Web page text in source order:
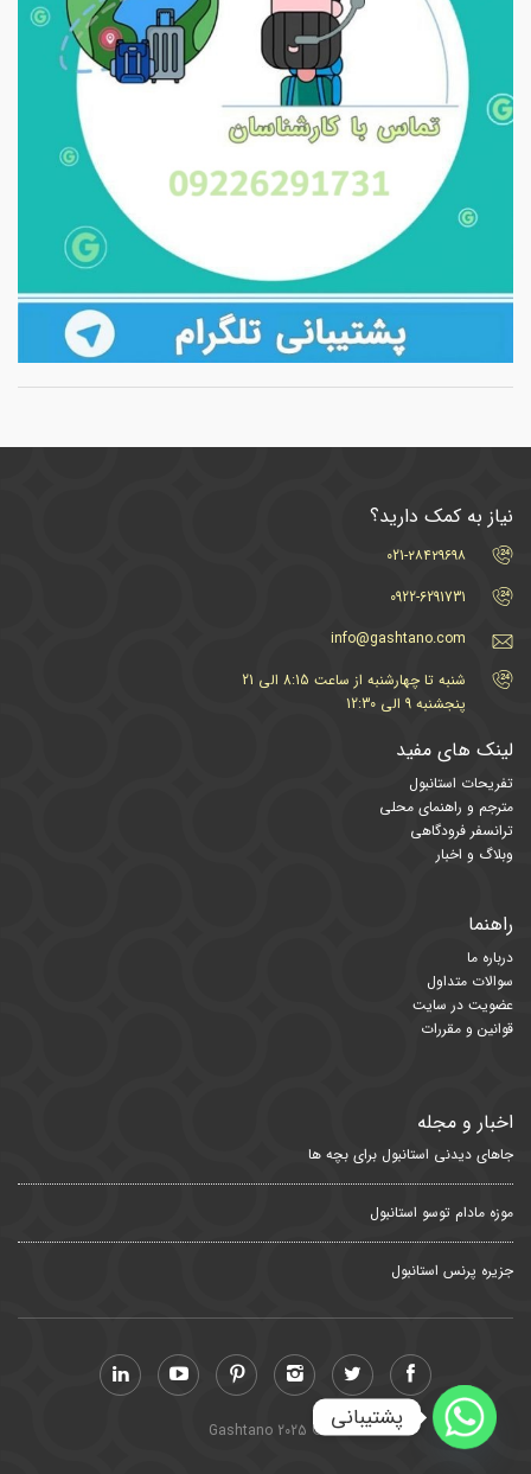
نیاز به کمک دارید؟
021-۲۸۴۲۹۶۹۸
0922-6291731
info@gashtano.com
شنبه تا چهارشنبه از ساعت 8:15 الی 21
پنجشنبه 9 الی 12:30
لینک های مفید
تفریحات استانبول
مترجم و راهنمای محلی
ترانسفر فرودگاهی
وبلاگ و اخبار
راهنما
درباره ما
سوالات متداول
عضویت در سایت
قوانین و مقررات
اخبار و مجله
جاهای دیدنی استانبول برای بچه ها
موزه مادام توسو استانبول
جزیره پرنس استانبول
© Gashtano 2025 پشتیبانی